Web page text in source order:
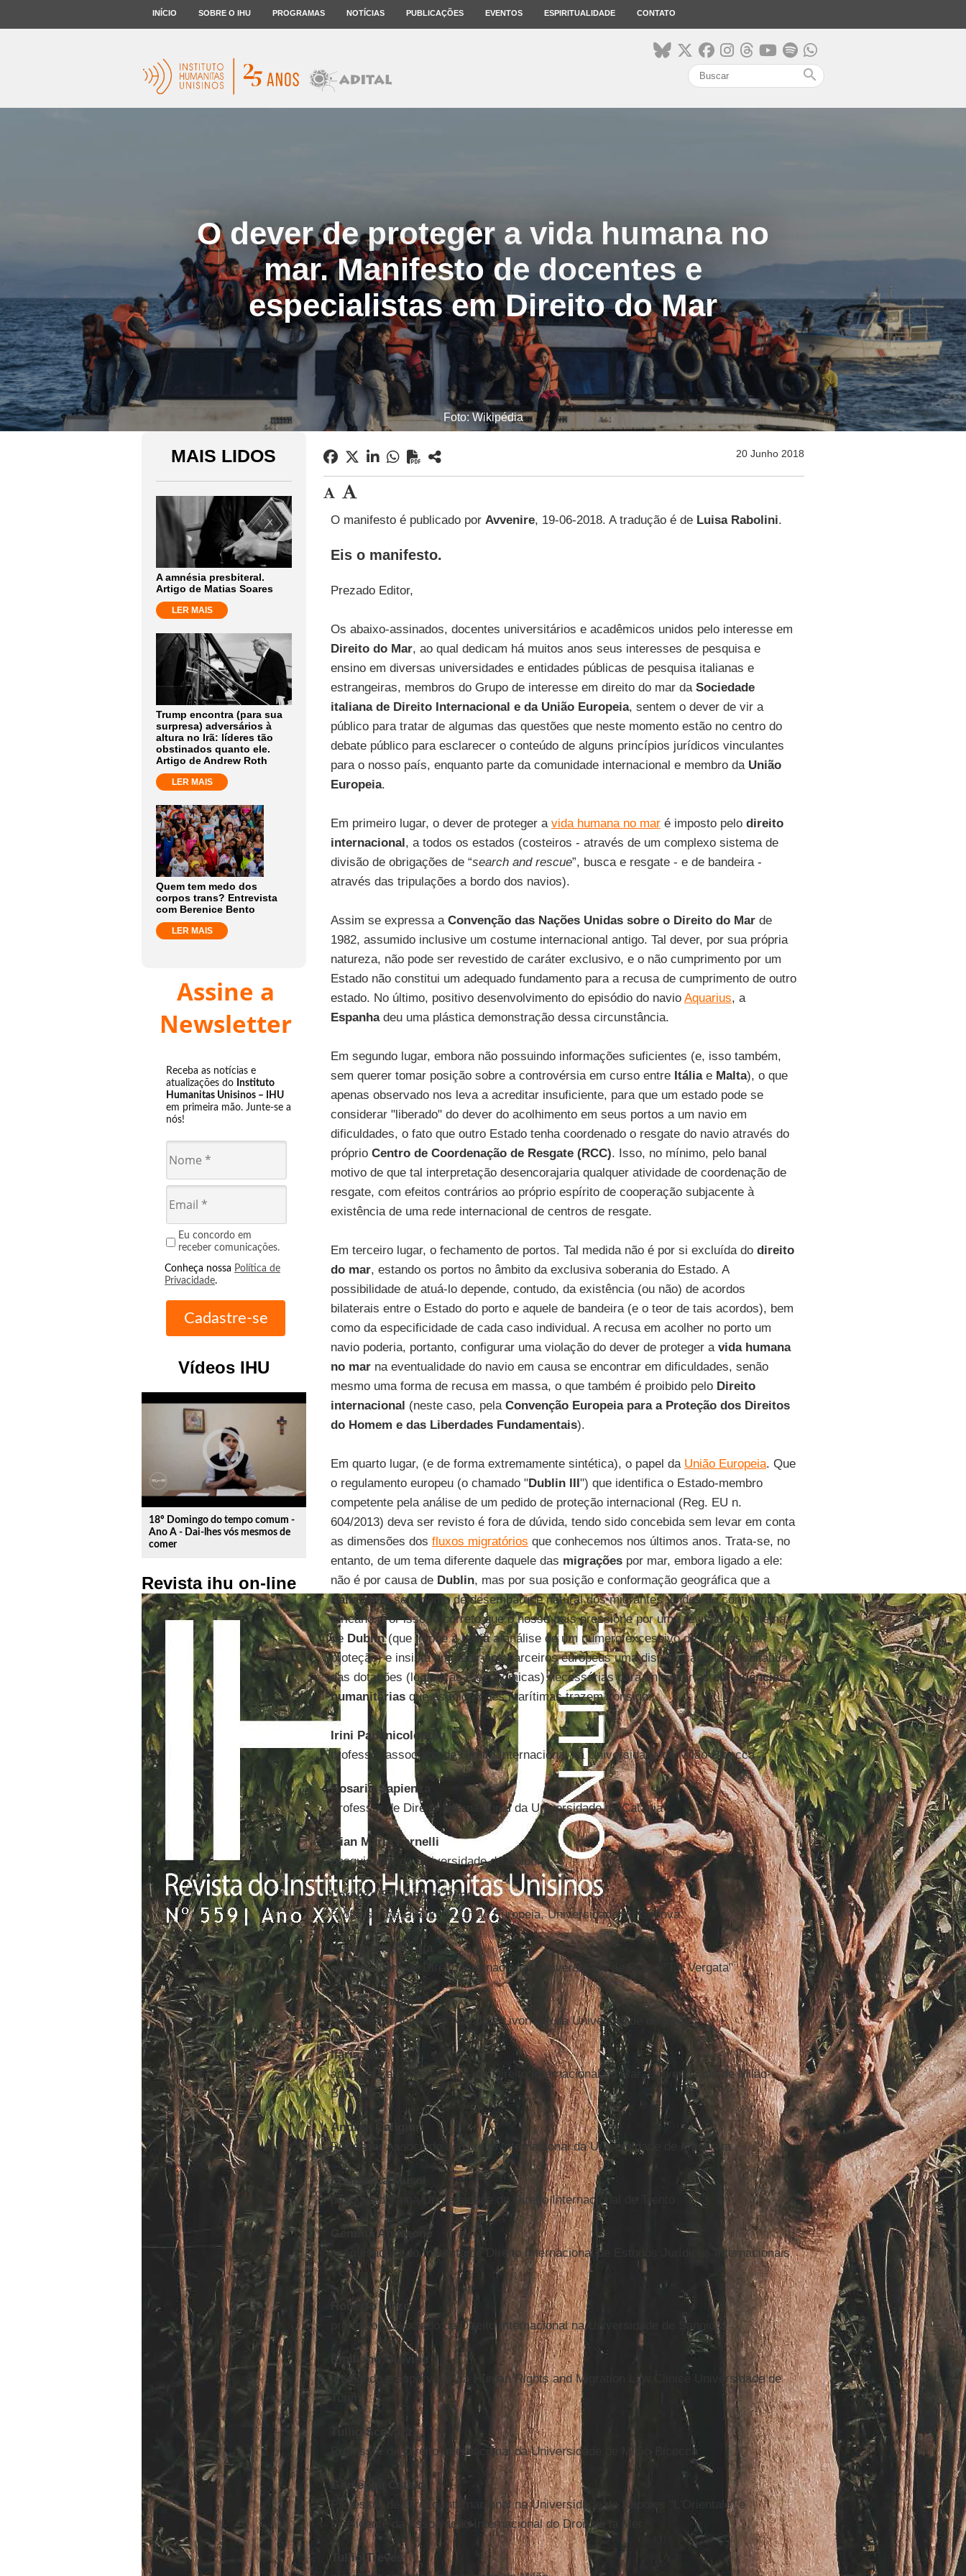
INÍCIO SOBRE O IHU PROGRAMAS NOTÍCIAS PUBLICAÇÕES EVENTOS ESPIRITUALIDADE CONTATO
search
O dever de proteger a vida humana no
mar. Manifesto de docentes e
especialistas em Direito do Mar
Foto: Wikipédia
MAIS LIDOS
A amnésia presbiteral.
Artigo de Matias Soares
LER MAIS
Trump encontra (para sua
surpresa) adversários à
altura no Irã: líderes tão
obstinados quanto ele.
Artigo de Andrew Roth
LER MAIS
Quem tem medo dos
corpos trans? Entrevista
com Berenice Bento
LER MAIS
Assine a
Newsletter
Receba as notícias e
atualizações do Instituto
Humanitas Unisinos – IHU
em primeira mão. Junte-se a
nós!
Eu concordo em
receber comunicações.
Conheça nossa Política de
Privacidade.
Vídeos IHU
play_circle_outline
18º Domingo do tempo comum -
Ano A - Dai-lhes vós mesmos de
comer
Revista ihu on-line
20 Junho 2018
O manifesto é publicado por Avvenire, 19-06-2018. A tradução é de Luisa Rabolini.
Eis o manifesto.
Prezado Editor,
Os abaixo-assinados, docentes universitários e acadêmicos unidos pelo interesse em
Direito do Mar, ao qual dedicam há muitos anos seus interesses de pesquisa e
ensino em diversas universidades e entidades públicas de pesquisa italianas e
estrangeiras, membros do Grupo de interesse em direito do mar da Sociedade
italiana de Direito Internacional e da União Europeia, sentem o dever de vir a
público para tratar de algumas das questões que neste momento estão no centro do
debate público para esclarecer o conteúdo de alguns princípios jurídicos vinculantes
para o nosso país, enquanto parte da comunidade internacional e membro da União
Europeia.
Em primeiro lugar, o dever de proteger a vida humana no maré imposto pelo direito
internacional, a todos os estados (costeiros - através de um complexo sistema de
divisão de obrigações de “search and rescue”, busca e resgate - e de bandeira -
através das tripulações a bordo dos navios).
Assim se expressa a Convenção das Nações Unidas sobre o Direito do Marde
1982, assumido inclusive um costume internacional antigo. Tal dever, por sua própria
natureza, não pode ser revestido de caráter exclusivo, e o não cumprimento por um
Estado não constitui um adequado fundamento para a recusa de cumprimento de outro
estado. No último, positivo desenvolvimento do episódio do navio Aquarius, a
Espanhadeu uma plástica demonstração dessa circunstância.
Em segundo lugar, embora não possuindo informações suficientes (e, isso também,
sem querer tomar posição sobre a controvérsia em curso entre Itáliae Malta), o que
apenas observado nos leva a acreditar insuficiente, para que um estado pode se
considerar "liberado" do dever do acolhimento em seus portos a um navio em
dificuldades, o fato que outro Estado tenha coordenado o resgate do navio através do
próprio Centro de Coordenação de Resgate (RCC). Isso, no mínimo, pelo banal
motivo de que tal interpretação desencorajaria qualquer atividade de coordenação de
resgate, com efeitos contrários ao próprio espírito de cooperação subjacente à
existência de uma rede internacional de centros de resgate.
Em terceiro lugar, o fechamento de portos. Tal medida não é por si excluída do direito
do mar, estando os portos no âmbito da exclusiva soberania do Estado. A
possibilidade de atuá-lo depende, contudo, da existência (ou não) de acordos
bilaterais entre o Estado do porto e aquele de bandeira (e o teor de tais acordos), bem
como da especificidade de cada caso individual. A recusa em acolher no porto um
navio poderia, portanto, configurar uma violação do dever de proteger a vida humana
no marna eventualidade do navio em causa se encontrar em dificuldades, senão
mesmo uma forma de recusa em massa, o que também é proibido pelo Direito
internacional (neste caso, pela Convenção Europeia para a Proteção dos Direitos
do Homem e das Liberdades Fundamentais).
Em quarto lugar, (e de forma extremamente sintética), o papel da União Europeia. Que
o regulamento europeu (o chamado "Dublin III") que identifica o Estado-membro
competente pela análise de um pedido de proteção internacional (Reg. EU n.
604/2013) deva ser revisto é fora de dúvida, tendo sido concebida sem levar em conta
as dimensões dos fluxos migratórios que conhecemos nos últimos anos. Trata-se, no
entanto, de um tema diferente daquele das migraçõespor mar, embora ligado a ele:
não é por causa de Dublin, mas por sua posição e conformação geográfica que a
Itáliatorna-se o ponto de desembarque natural dos migrantes vindos do continente
africano. Por isso, é correto que o nosso país pressione por uma revisão do sistema
de Dublin(que impõe àItáliaa análise de um número excessivo de pedidos de
proteção) e insista em pedir aos parceiros europeus uma distribuição mais equitativa
das dotações (logísticas e econômicas) necessárias para enfrentar asemergências
humanitáriasque as migrações marítimas trazem consigo.
Irini Papanicolopulu
professor associado de Direito Internacional na Universidade de Milão-Bicocca
Rosario Sapienza
Professor de Direito Internacional da Universidade de Catania
Gian Maria Farnelli
pesquisador da Universidade de Bolonha
Lorenzo Schiano di Pepe
Professor de Direito da União Europeia, Universidade de Gênova
Fiammetta Borgia
pesquisadora de Direito Internacional, Universidade de Roma "Tor Vergata"
Claudia Cinelli
Docente da Academia Naval de Livorno e da Universidade de Pisa
Ilaria Tani
advogada e conferencista em Direito Internacional do Mar, Universidade de Milão-
Bicocca
Andrea Caligiuri
Professor Associado de Direito Internacional da Universidade de Macerata
Francesca Mussi
pesquisadora na Universidade de Direito Internacional de Trento
Gemma Andreone
pesquisadora do Instituto de Direito Internacional de Estudos Jurídicos Internacionais
- Cnr
Roberto Virzo
professor associado de Direito Internacional na Universidade de Sannio
Emiliano Giovine
advogado e supervisor na Human Rights and Migration Law Clinice Universidade de
Turim
Tullio Scovazzi
Professor de Direito Internacional da Universidade de Milão-Bicocca
Giuseppe Cataldi
Professor de Direito Internacional na Universidade de Nápoles "L'Orientale" e
Presidente da Associação Internacional do Droit de la Mer
Tullio Treves